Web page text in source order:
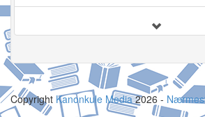
Copyright Kanonkule Media2026 -